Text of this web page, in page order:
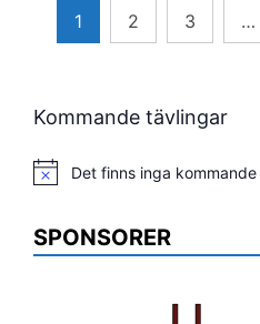
Sidnumrering
1 2 3 …
Kommande tävlingar
Notis Det finns inga
SPONSORER